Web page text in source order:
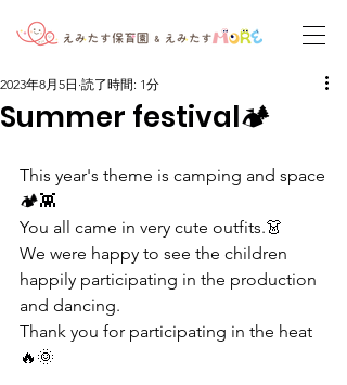
Summer festival🏕
2023年8月5日 読了時間: 1分
This year's theme is camping and space
🏕👾
You all came in very cute outfits.👗
We were happy to see the children
happily participating in the production
and dancing.
Thank you for participating in the heat
🔥🌞